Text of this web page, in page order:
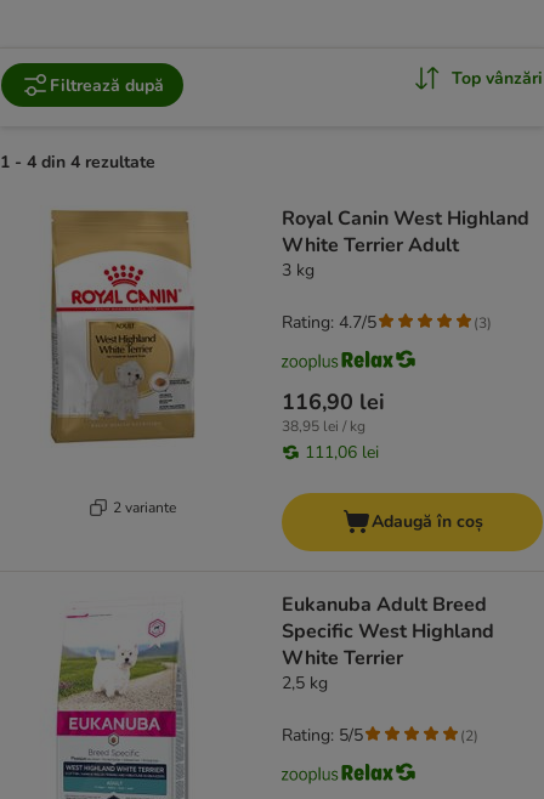
Filtrează după Top vânzări
1 - 4 din 4 rezultate
2 variante
Royal Canin West Highland
White Terrier Adult
3 kg
116,90 lei
38,95 lei / kg
111,06 lei
Rating: 4.7/5 (3)
Adaugă în coș
Eukanuba Adult Breed
Specific West Highland
White Terrier
2,5 kg
Rating: 5/5 (2)